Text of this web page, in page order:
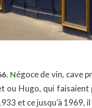
Négoce de vin, cave
ou Hugo, qui
et ce jusqu’à 1969,